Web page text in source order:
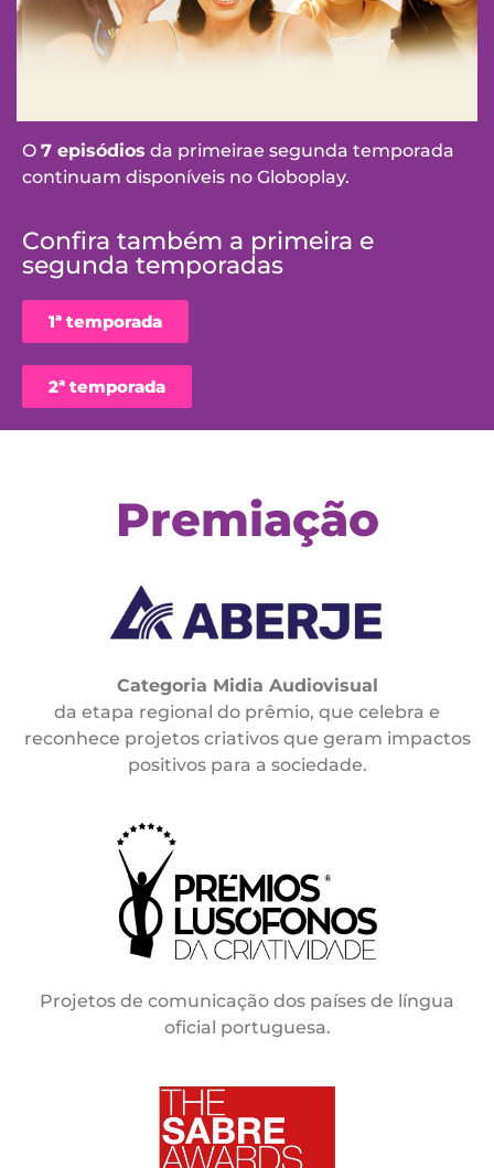
O 7 episódios da primeirae segunda temporada
continuam disponíveis no Globoplay.
Confira também a primeira e
segunda temporadas
1ª temporada
2ª temporada
Premiação
Categoria Midia Audiovisual
da etapa regional do prêmio, que celebra e
reconhece projetos criativos que geram impactos
positivos para a sociedade.
Projetos de comunicação dos países de língua
oficial portuguesa.